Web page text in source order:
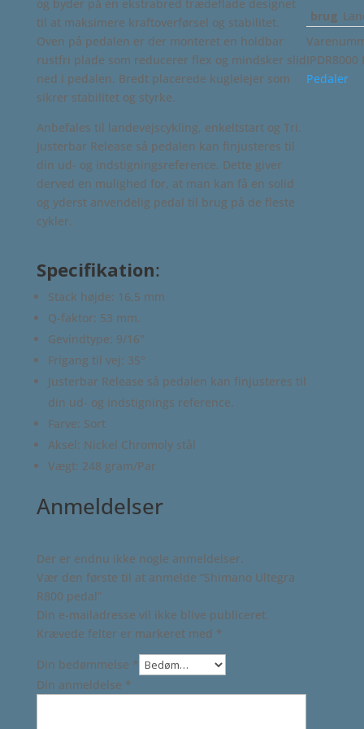
og byder på en ekstrabred trædeflade designet
til at maksimere kraftoverførsel og stabilitet.
Oven på pedalen er der monteret en holdbar
rustfri plade som reducerer flex og mindsker slid
ned i pedalen. Bredt placerede kuglelejer som
sikrer stabilitet og styrke.
Anbefales til landevejscykling, enkeltstart og Tri.
Justerbar Release så pedalen kan finjusteres til
din ud- og indstigningsreference. Dette giver
derved en mulighed for, at man kan få en solid
og yderst anvendelig pedal til brug på de fleste
cykler.
Specifikation:
Stack højde: 16,5 mm
Q-faktor: 53 mm.
Gevindtype: 9/16"
Frigang til vej: 35°
Justerbar Release så pedalen kan finjusteres til
din ud- og indstignings reference.
Farve: Sort
Aksel: Nickel Chromoly stål
Vægt: 248 gram/Par
Anmeldelser
Der er endnu ikke nogle anmeldelser.
Vær den første til at anmelde “Shimano Ultegra
R800 pedal”
Din e-mailadresse vil ikke blive publiceret.
Krævede felter er markeret med *
Din bedømmelse *
Din anmeldelse *
brug
IPDR8000
Pedaler